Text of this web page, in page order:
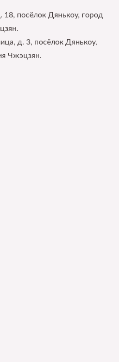
18, посёлок Дянькоу, город
д. 3, посёлок Дянькоу,
Чжэцзян.